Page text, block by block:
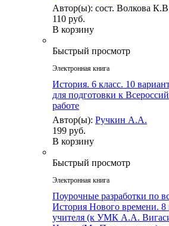
Автор(ы): сост. Волкова
110 руб.
В корзину
Быстрый просмотр
Электронная книга
История. 6 класс. 10
для подготовки к
работе
Автор(ы): Ручкин А.А.
199 руб.
В корзину
Быстрый просмотр
Электронная книга
Поурочные разработки по
История Нового времени. 8
учителя (к УМК А.А.